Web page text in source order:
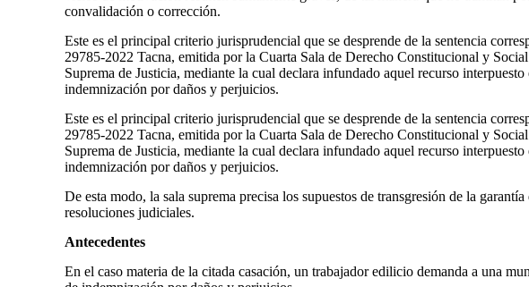
convalidación o corrección.
Este es el principal criterio jurisprudencial que se desprende de la sentencia
29785-2022 Tacna, emitida por la Cuarta Sala de Derecho Constitucional y
Suprema de Justicia, mediante la cual declara infundado aquel recurso
indemnización por daños y perjuicios.
Este es el principal criterio jurisprudencial que se desprende de la sentencia
29785-2022 Tacna, emitida por la Cuarta Sala de Derecho Constitucional y
Suprema de Justicia, mediante la cual declara infundado aquel recurso
indemnización por daños y perjuicios.
De esta modo, la sala suprema precisa los supuestos de transgresión de la
resoluciones judiciales.
Antecedentes
En el caso materia de la citada casación, un trabajador edilicio demanda a una